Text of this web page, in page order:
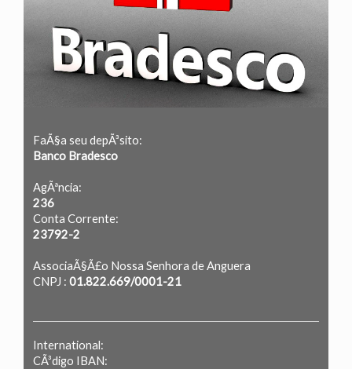
FaÃ§a seu depÃ³sito:
Banco Bradesco
AgÃªncia:
236
Conta Corrente:
23792-2
AssociaÃ§Ã£o Nossa Senhora de Anguera
CNPJ : 01.822.669/0001-21
International:
CÃ³digo IBAN: